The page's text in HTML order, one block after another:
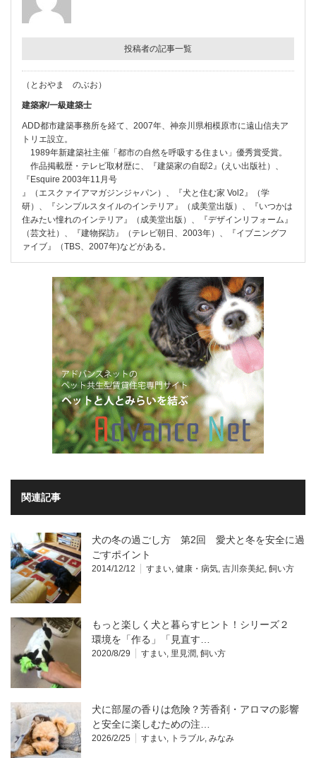
投稿者の記事一覧
（とおやま のぶお）
建築家/一級建築士
ADD都市建築事務所を経て、2007年、神奈川県相模原市に遠山信夫ア
トリエ設立。
1989年新建築社主催「都市の自然を呼吸する住まい」優秀賞受賞。
作品掲載歴・テレビ取材歴に、『建築家の自邸2』(えい出版社）、
『Esquire 2003年11月号
』（エスクァイアマガジンジャパン）、『犬と住む家 Vol2』（学
研）、『シンプルスタイルのインテリア』（成美堂出版）、『いつかは
住みたい憧れのインテリア』（成美堂出版）、『デザインリフォーム』
（芸文社）、『建物探訪』（テレビ朝日、2003年）、『イブニングフ
ァイブ』（TBS、2007年)などがある。
関連記事
犬の冬の過ごし方 第2回 愛犬と冬を安全に過
ごすポイント
2014/12/12 すまい 健康・病気 吉川奈美紀 飼い方
もっと楽しく犬と暮らすヒント！シリーズ２
環境を「作る」「見直す…
2020/8/29 すまい 里見潤 飼い方
犬に部屋の香りは危険？芳香剤・アロマの影響
と安全に楽しむための注…
2026/2/25 すまい トラブル みなみ